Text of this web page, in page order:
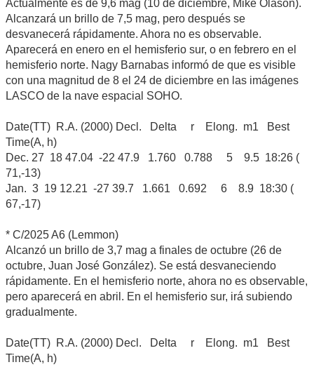
Actualmente es de 9,6 mag (10 de diciembre, Mike Olason).
Alcanzará un brillo de 7,5 mag, pero después se
desvanecerá rápidamente. Ahora no es observable.
Aparecerá en enero en el hemisferio sur, o en febrero en el
hemisferio norte. Nagy Barnabas informó de que es visible
con una magnitud de 8 el 24 de diciembre en las imágenes
LASCO de la nave espacial SOHO.
Date(TT) R.A. (2000) Decl. Delta r Elong. m1 Best
Time(A, h)
Dec. 27 18 47.04 -22 47.9 1.760 0.788 5 9.5 18:26 (
71,-13)
Jan. 3 19 12.21 -27 39.7 1.661 0.692 6 8.9 18:30 (
67,-17)
* C/2025 A6 (Lemmon)
Alcanzó un brillo de 3,7 mag a finales de octubre (26 de
octubre, Juan José González). Se está desvaneciendo
rápidamente. En el hemisferio norte, ahora no es observable,
pero aparecerá en abril. En el hemisferio sur, irá subiendo
gradualmente.
Date(TT) R.A. (2000) Decl. Delta r Elong. m1 Best
Time(A, h)